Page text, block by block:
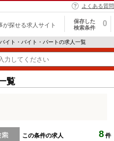
よくある質問
が探せる求人サイト
保存した
検索条件
0
イト・バイト・パートの求人一覧
覧
この条件の求人 8 件